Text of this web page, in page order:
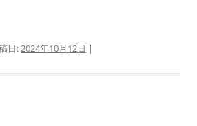
日:2024年10月12日 |